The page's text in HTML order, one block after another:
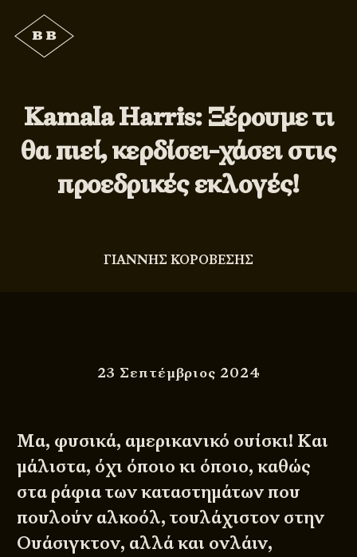
Kamala Harris: Ξέρουμε τι
θα πιεί, κερδίσει-χάσει στις
προεδρικές εκλογές!
ΓΙΑΝΝΗΣ ΚΟΡΟΒΕΣΗΣ
23 Σεπτέμβριος 2024
Μα, φυσικά, αμερικανικό ουίσκι! Και
μάλιστα, όχι όποιο κι όποιο, καθώς
στα ράφια των καταστημάτων που
πουλούν αλκοόλ, τουλάχιστον στην
Ουάσιγκτον, αλλά και ονλάιν,